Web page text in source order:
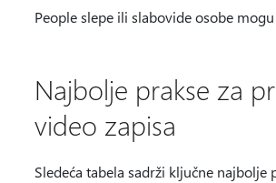
People slepe ili slabovide osobe
Najbolje prakse za
video zapisa
Sledeća tabela sadrži ključne